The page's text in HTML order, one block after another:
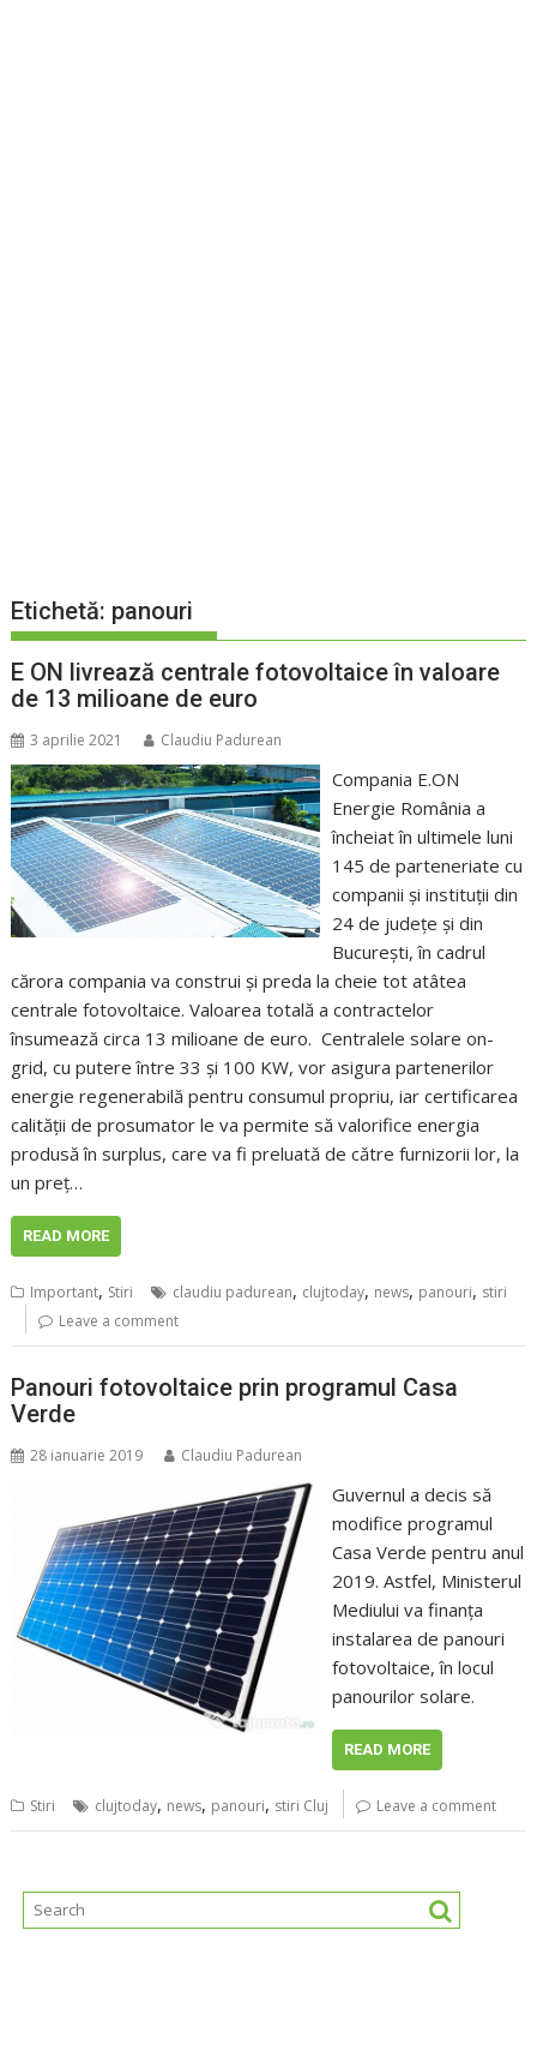
Etichetă: panouri
E ON livrează centrale fotovoltaice în valoare
de 13 milioane de euro
3 aprilie 2021 Claudiu Padurean
Compania E.ON
Energie România a
încheiat în ultimele luni
145 de parteneriate cu
companii și instituții din
24 de județe și din
București, în cadrul
cărora compania va construi și preda la cheie tot atâtea
centrale fotovoltaice. Valoarea totală a contractelor
însumează circa 13 milioane de euro. Centralele solare on-
grid, cu putere între 33 și 100 KW, vor asigura partenerilor
energie regenerabilă pentru consumul propriu, iar certificarea
calității de prosumator le va permite să valorifice energia
produsă în surplus, care va fi preluată de către furnizorii lor, la
un preț…
READ MORE
Important, Stiri claudiu padurean, clujtoday, news, panouri, stiri
Leave a comment
Panouri fotovoltaice prin programul Casa
Verde
28 ianuarie 2019 Claudiu Padurean
Guvernul a decis să
modifice programul
Casa Verde pentru anul
2019. Astfel, Ministerul
Mediului va finanţa
instalarea de panouri
fotovoltaice, în locul
panourilor solare.
READ MORE
Stiri clujtoday, news, panouri, stiri Cluj Leave a comment